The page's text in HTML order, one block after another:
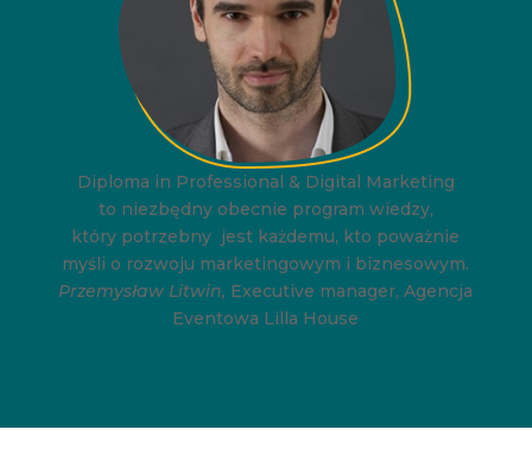
Diploma in Professional & Digital Marketing
to niezbędny obecnie program wiedzy,
który potrzebny jest każdemu, kto poważnie
myśli o rozwoju marketingowym i biznesowym.
Przemysław Litwin, Executive manager, Agencja
Eventowa Lilla House